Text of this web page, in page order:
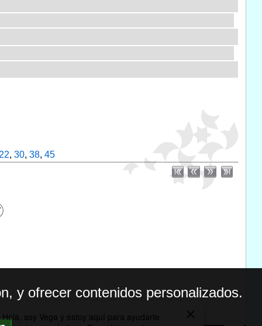
22, 30, 38, 45
y ofrecer contenidos personalizados.